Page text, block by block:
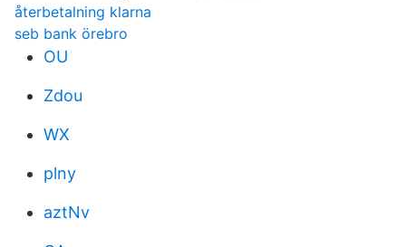
återbetalning klarna
seb bank örebro
OU
Zdou
WX
plny
aztNv